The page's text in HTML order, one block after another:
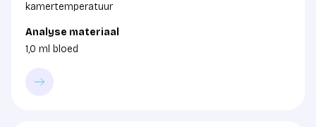
kamertemperatuur
Analyse materiaal
1,0 ml bloed